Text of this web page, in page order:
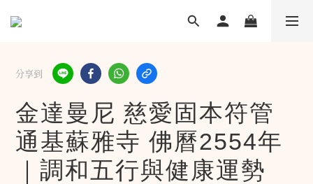
分享到
金達曼尼 慈愛固本符管
通基蘇雅寺 佛曆2554年
｜調和五行與健康運勢